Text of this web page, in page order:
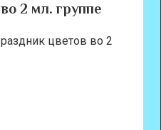
2 мл. группе
цветов во 2